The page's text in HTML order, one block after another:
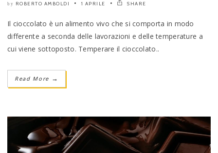
by ROBERTO AMBOLDI 1 APRILE SHARE
Il cioccolato è un alimento vivo che si comporta in modo
differente a seconda delle lavorazioni e delle temperature a
cui viene sottoposto. Temperare il cioccolato..
Read More →